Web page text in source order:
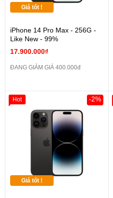
Giá tốt !
iPhone 14 Pro Max - 256G -
Like New - 99%
17.900.000₫
ĐANG GIẢM GIÁ 400.000đ
Giá tốt !
-2%
Hot